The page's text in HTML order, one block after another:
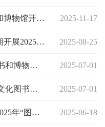
【阅知行】郁南县文化图书和博物馆开展“春风化雨润心田 移风易俗树新风”科普讲座 2025-11-17
郁南县文化图书和博物馆暑期开展2025年“行走粤读.手绘广东”阅读挑战赛活动 2025-08-25
数字阅读推广|郁南县文化图书和博物馆开展南江文化数据库数字阅读推广进校园活动 2025-07-01
社会主义核心价值观|郁南县文化图书和博物馆开展《公共图书馆法》宣传图片展进校园活动 2025-07-01
郁南县文化图书和博物馆在2025年“图书馆杯”广东英语口语风采展示活动中喜获佳绩 2025-06-18